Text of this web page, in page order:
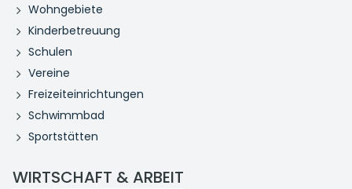
Wohngebiete
Kinderbetreuung
Schulen
Vereine
Freizeiteinrichtungen
Schwimmbad
Sportstätten
WIRTSCHAFT & ARBEIT